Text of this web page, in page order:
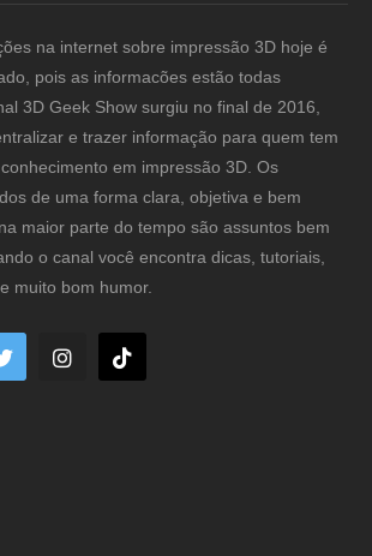
na internet sobre impressão 3D hoje é
pois as informacões estão todas
3D Geek Show surgiu no final de 2016,
e trazer informação para quem tem
em impressão 3D. Os
de uma forma clara, objetiva e bem
maior parte do tempo são assuntos bem
o canal você encontra dicas, tutoriais,
muito bom humor.